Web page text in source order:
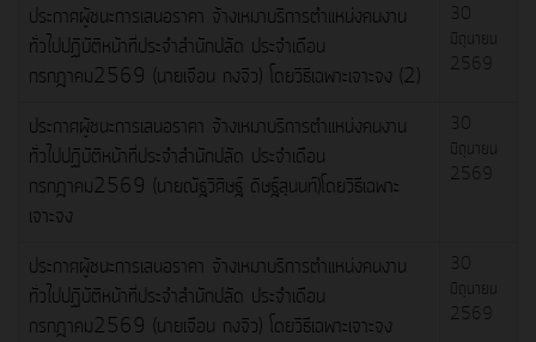
ประกาศผู้ชนะการเสนอราคา จ้างเหมาบริการตำแหน่งคนงาน
ทั่วไปปฏิบัติหน้าที่ประจำสำนักปลัด ประจำเดือน
กรกฎาคม2569 (นายเจือน กงจิว) โดยวิธีเฉพาะเจาะจง (2)
30
มิถุนายน
2569
ประกาศผู้ชนะการเสนอราคา จ้างเหมาบริการตำแหน่งคนงาน
ทั่วไปปฏิบัติหน้าที่ประจำสำนักปลัด ประจำเดือน
กรกฎาคม2569 (นายณัฐวิศิษฐ์ ดิษฐ์สุนนท์)โดยวิธีเฉพาะ
เจาะจง
30
มิถุนายน
2569
ประกาศผู้ชนะการเสนอราคา จ้างเหมาบริการตำแหน่งคนงาน
ทั่วไปปฏิบัติหน้าที่ประจำสำนักปลัด ประจำเดือน
กรกฎาคม2569 (นายเจือน กงจิว) โดยวิธีเฉพาะเจาะจง
30
มิถุนายน
2569